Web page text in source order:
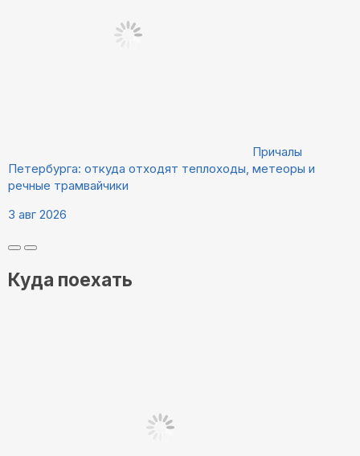
Причалы
Петербурга: откуда отходят теплоходы, метеоры и
речные трамвайчики
3 авг 2026
Куда поехать